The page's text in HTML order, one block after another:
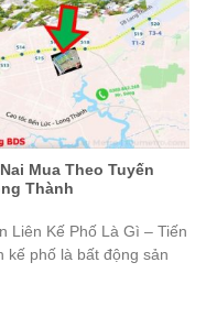
Mua Theo Tuyến
Thành
Liên Kế Phố Là Gì – Tiến
kế phố là bất động sản